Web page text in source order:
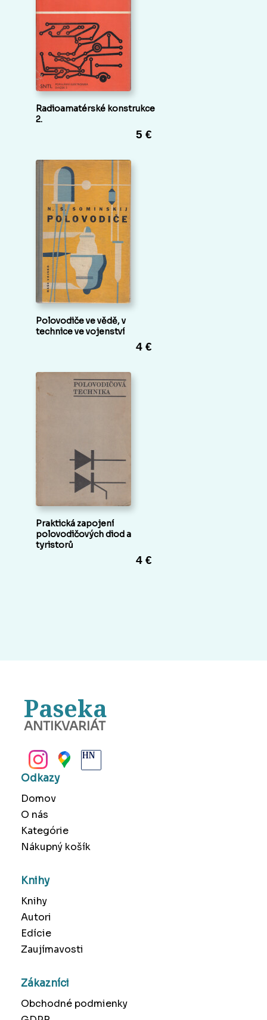
Radioamatérské konstrukce
2.
5 €
Polovodiče ve vědě, v
technice ve vojenství
4 €
Praktická zapojení
polovodičových diod a
tyristorů
4 €
Paseka
ANTIKVARIÁT
Odkazy
Domov
O nás
Kategórie
Nákupný košík
Knihy
Knihy
Autori
Edície
Zaujímavosti
Zákazníci
Obchodné podmienky